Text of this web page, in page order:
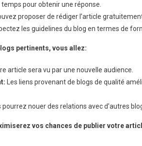
pour obtenir une réponse.
proposer de rédiger l’article
les guidelines du blog en termes de
pertinents, vous allez:
article sera vu par une nouvelle audience.
Les liens provenant de blogs de qualité
pourrez nouer des relations avec d’autres
vos chances de publier votre